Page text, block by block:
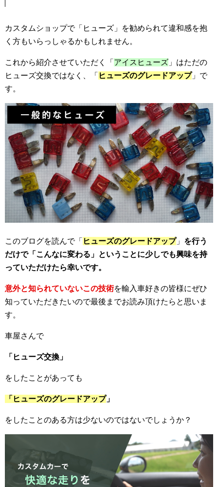
カスタムショップで「ヒューズ」を勧められて違和感を抱
く方もいらっしゃるかもしれません。
これから紹介させていただく「 アイスヒューズ 」はただの
ヒューズ交換ではなく、「 ヒューズのグレードアップ」で
す。
このブログを読んで「 ヒューズのグレードアップ」 を行う
だけで「こんなに変わる」ということに少しでも興味を持
っていただけたら幸いです。
意外と知られていないこの技術を輸入車好きの皆様にぜひ
知っていただきたいので最後までお読み頂けたらと思いま
す。
車屋さんで
「ヒューズ交換」
をしたことがあっても
「ヒューズのグレードアップ」
をしたことのある方は少ないのではないでしょうか？